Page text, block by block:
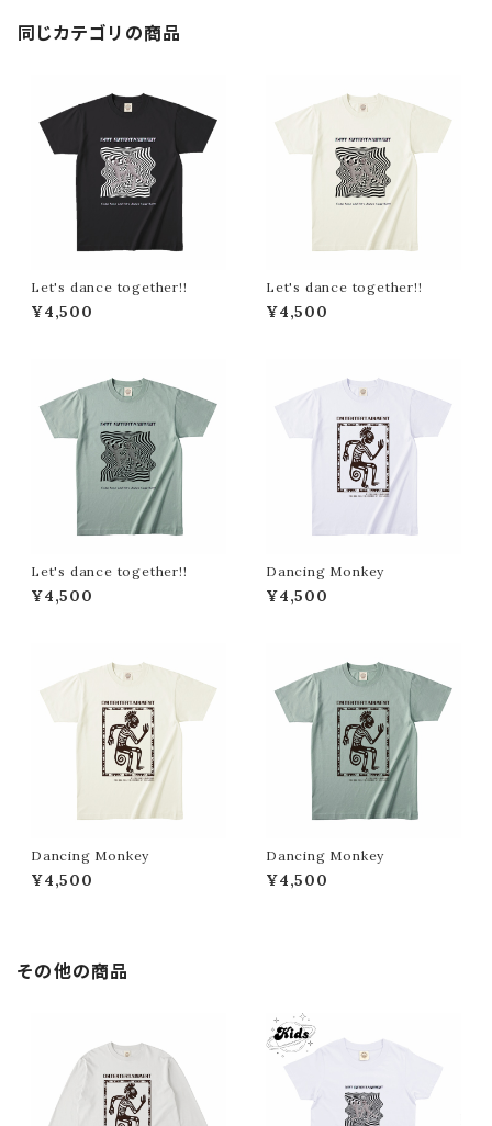
同じカテゴリの商品
Let's dance together!!
¥4,500
Let's dance together!!
¥4,500
Let's dance together!!
¥4,500
Dancing Monkey
¥4,500
Dancing Monkey
¥4,500
Dancing Monkey
¥4,500
その他の商品